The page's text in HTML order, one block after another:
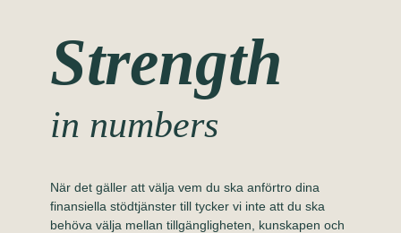
Strength
in numbers
När det gäller att välja vem du ska anförtro dina
finansiella stödtjänster till tycker vi inte att du ska
behöva välja mellan tillgängligheten, kunskapen och